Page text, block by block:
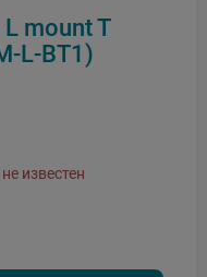
mount T
L-BT1)
известен